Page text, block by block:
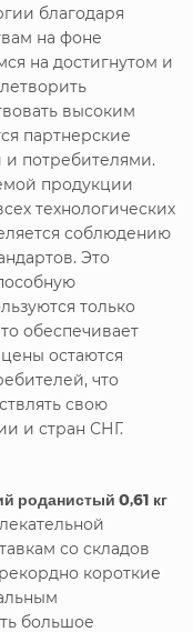
благодаря
на фоне
на достигнутом и
высоким
партнерские
потребителями.
продукции
технологических
соблюдению
Это
только
обеспечивает
остаются
что
свою
и стран СНГ.
роданистый 0,61 кг
со складов
короткие
большое